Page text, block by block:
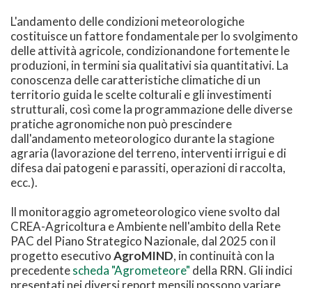
L'andamento delle condizioni meteorologiche
costituisce un fattore fondamentale per lo svolgimento
delle attività agricole, condizionandone fortemente le
produzioni, in termini sia qualitativi sia quantitativi. La
conoscenza delle caratteristiche climatiche di un
territorio guida le scelte colturali e gli investimenti
strutturali, così come la programmazione delle diverse
pratiche agronomiche non può prescindere
dall'andamento meteorologico durante la stagione
agraria (lavorazione del terreno, interventi irrigui e di
difesa dai patogeni e parassiti, operazioni di raccolta,
ecc.).
Il monitoraggio agrometeorologico viene svolto dal
CREA-Agricoltura e Ambiente nell'ambito della Rete
PAC del Piano Strategico Nazionale, dal 2025 con il
progetto esecutivoAgroMIND, in continuità con la
precedentescheda "Agrometeore" della RRN. Gli indici
presentati nei diversi report mensili possono variare